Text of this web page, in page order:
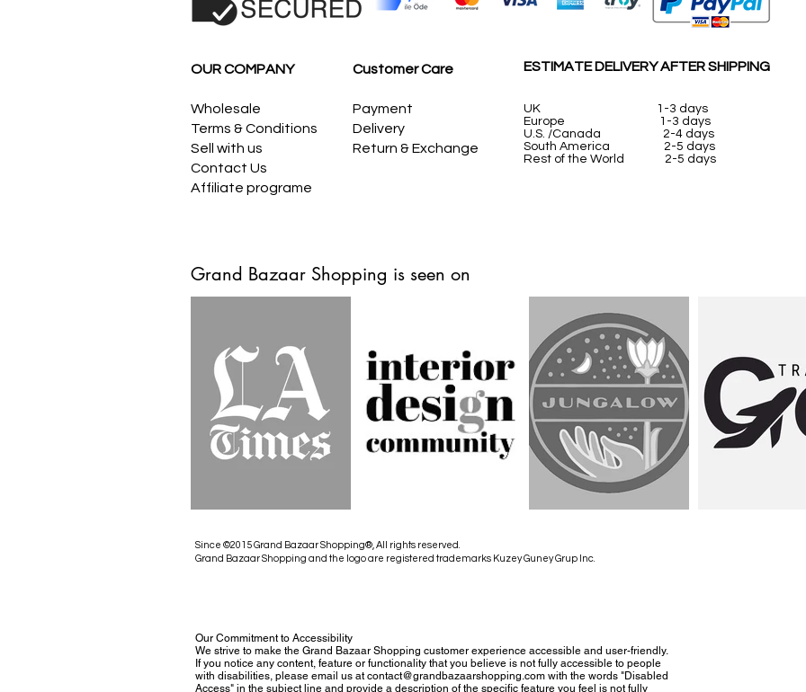
OUR COMPANY
Wholesale
Terms & Conditions
Sell with us
Contact Us
Affiliate programe
Customer Care
Payment
Delivery
Return & Exchange
ESTIMATE DELIVERY AFTER SHIPPING
UK
1-3 days
Europe 1-3 days
U.S. /Canada 2-4 days
South America 2-5 days
Rest of the World 2-5 days
Grand Bazaar Shopping is seen on
Since ©2015 Grand Bazaar Shopping®, All rights reserved.
Grand Bazaar Shopping and the logo are registered trademarks Kuzey Guney Grup Inc.
Our Commitment to Accessibility
We strive to make the Grand Bazaar Shopping customer experience accessible and user-friendly.
If you notice any content, feature or functionality that you believe is not fully accessible to people
with disabilities, please email us at contact@grandbazaarshopping.com with the words "Disabled
Access" in the subject line and provide a description of the specific feature you feel is not fully